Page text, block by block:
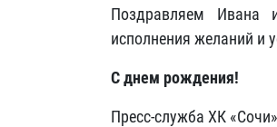
Поздравляем Ивана
исполнения желаний и
С днем рождения!
Пресс-служба ХК «Сочи»